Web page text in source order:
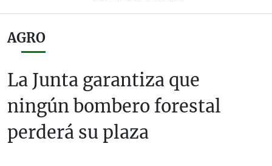
AGRO
La Junta garantiza que
ningún bombero forestal
perderá su plaza